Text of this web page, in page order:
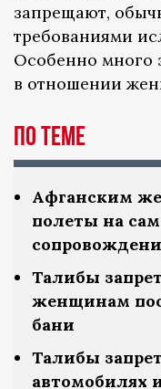
запрещают,
требованиями
Особенно много
в отношении
По теме
Афганским
полеты на
Талибы
женщинам
бани
Талибы
автомобилях